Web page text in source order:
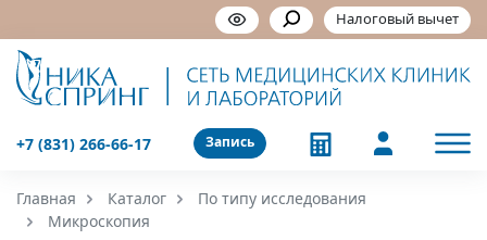
Налоговый вычет
Запись
+7 (831) 266-66-17
Главная Каталог
По типу исследования
Микроскопия